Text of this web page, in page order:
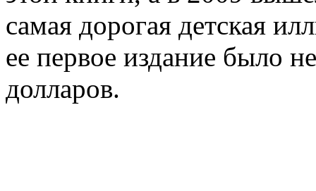
самая дорогая детская
ее первое издание было
долларов.